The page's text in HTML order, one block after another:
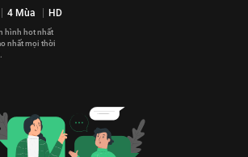
4 Mùa HD
hình hot nhất
nhất mọi thời